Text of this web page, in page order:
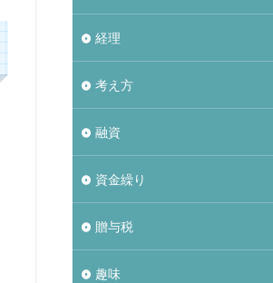
経理
考え方
融資
資金繰り
贈与税
趣味